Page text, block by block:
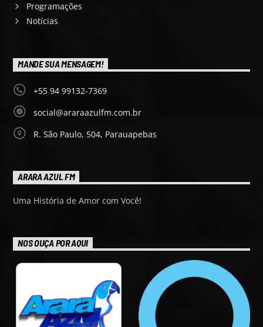
Programações
Notícias
MANDE SUA MENSAGEM!
+55 94 99132-7369
social@araraazulfm.com.br
R. São Paulo, 504, Parauapebas
ARARA AZUL FM
Uma História de Amor com Você!
NOS OUÇA POR AQUI